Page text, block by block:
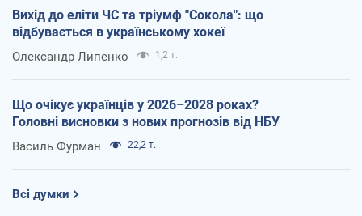
Вихід до еліти ЧС та тріумф "Сокола": що
відбувається в українському хокеї
Олександр Липенко 1,2 т.
Що очікує українців у 2026–2028 роках?
Головні висновки з нових прогнозів від НБУ
Василь Фурман 22,2 т.
Всі думки